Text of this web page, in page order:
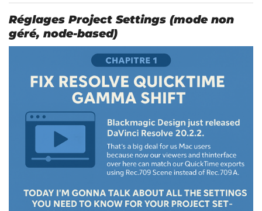
Réglages Project Settings (mode non
géré, node-based)